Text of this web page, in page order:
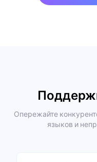
Опережайте
языков и